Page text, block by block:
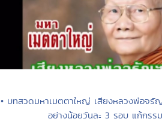
• บทสวดมหาเมตตาใหญ่ เสียงหลวงพ่อจรั
อย่างน้อยวันละ 3 รอบ แก้กรรม